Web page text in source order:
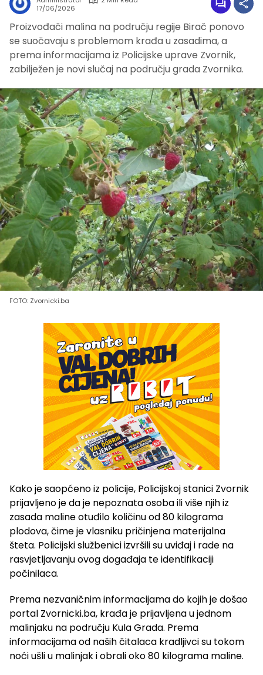
17/06/2026
Proizvođači malina na području regije Birač ponovo
se suočavaju s problemom krađa u zasadima, a
prema informacijama iz Policijske uprave Zvornik,
zabilježen je novi slučaj na području grada Zvornika.
FOTO: Zvornicki.ba
Kako je saopćeno iz policije, Policijskoj stanici Zvornik
prijavljeno je da je nepoznata osoba ili više njih iz
zasada maline otuđilo količinu od 80 kilograma
plodova, čime je vlasniku pričinjena materijalna
šteta. Policijski službenici izvršili su uviđaj i rade na
rasvjetljavanju ovog događaja te identifikaciji
počinilaca.
Prema nezvaničnim informacijama do kojih je došao
portal Zvornicki.ba, krađa je prijavljena u jednom
malinjaku na području Kula Grada. Prema
informacijama od naših čitalaca kradljivci su tokom
noći ušli u malinjak i obrali oko 80 kilograma maline.